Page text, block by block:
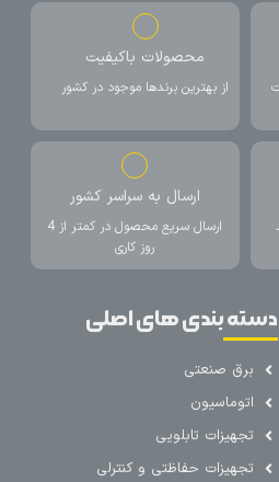
محصولات باکیفیت
از بهترین برندها موجود در کشور
ارسال به سراسر کشور
ارسال سریع محصول در کمتر از 4
روز کاری
دسته بندی های اصلی
برق صنعتی
اتوماسیون
تجهیزات تابلویی
تجهیزات حفاظتی و کنترلی